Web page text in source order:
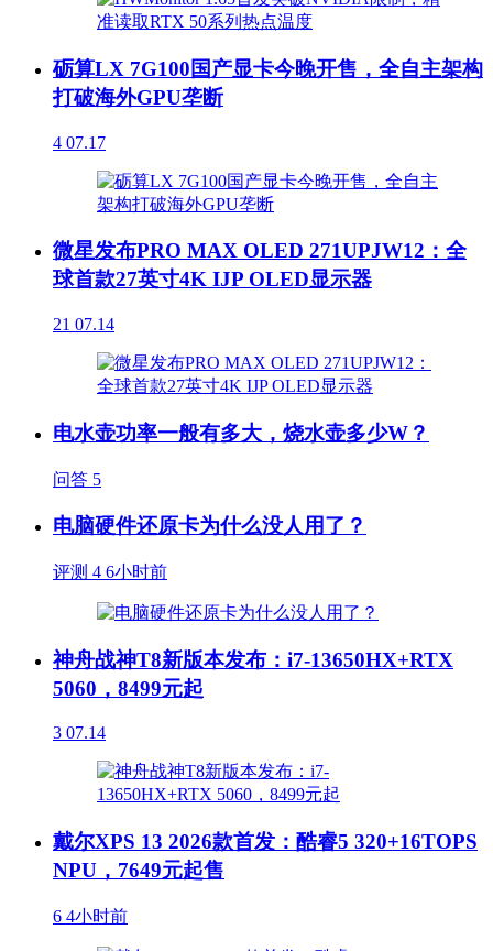
砺算LX 7G100国产显卡今晚开售，全自主架构
打破海外GPU垄断
4 07.17
微星发布PRO MAX OLED 271UPJW12：全
球首款27英寸4K IJP OLED显示器
21 07.14
电水壶功率一般有多大，烧水壶多少W？
问答 5
电脑硬件还原卡为什么没人用了？
评测 4 6小时前
神舟战神T8新版本发布：i7-13650HX+RTX
5060，8499元起
3 07.14
戴尔XPS 13 2026款首发：酷睿5 320+16TOPS
NPU，7649元起售
6 4小时前